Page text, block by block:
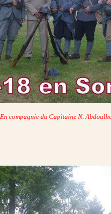
En compagnie du Capitaine N.